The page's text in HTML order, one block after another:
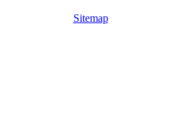
Sitemap